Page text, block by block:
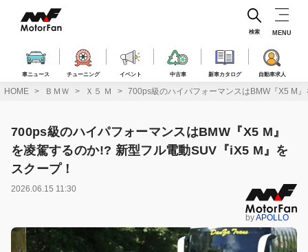
ス
車ニュース チューニング イベント 中古車 新車カタログ 自動車求人
検索 MENU
HOME ＢＭＷ Ｘ５ Ｍ 700ps級のハイパフォーマンスはBMW『X5 M
700ps級のハイパフォーマンスはBMW『X5 M』
を凌駕するのか!? 新型フル電動SUV『iX5 M』を
スクープ！
2026.06.15 11:30
byAPOLLO